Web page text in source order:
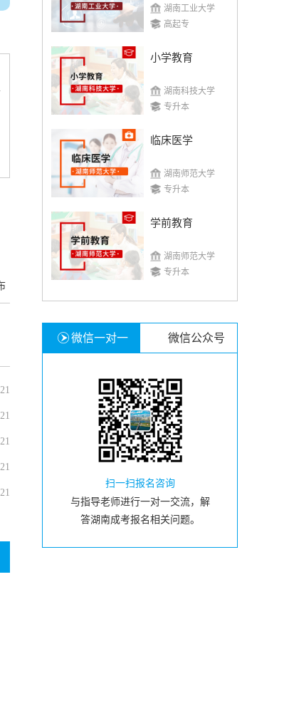
湖南工业大学
高起专
小学教育
湖南科技大学
专升本
临床医学
湖南师范大学
专升本
学前教育
湖南师范大学
专升本
微信一对一 微信公众号
扫一扫报名咨询
与指导老师进行一对一交流，解
答湖南成考报名相关问题。